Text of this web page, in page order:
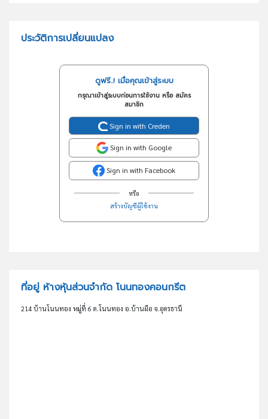
ประวัติการเปลี่ยนแปลง
ดูฟรี..! เมื่อคุณเข้าสู่ระบบ
กรุณาเข้าสู่ระบบก่อนการใช้งาน หรือ สมัคร
สมาชิก
Sign in with Creden
Sign in with Google
Sign in with Facebook
หรือ
สร้างบัญชีผู้ใช้งาน
ที่อยู่ ห้างหุ้นส่วนจำกัด โนนทองคอนกรีต
214 บ้านโนนทอง หมู่ที่ 6 ต.โนนทอง อ.บ้านผือ จ.อุดรธานี